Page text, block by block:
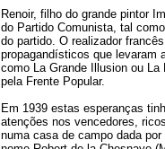
Renoir, filho do grande pintor
do Partido Comunista, tal
do partido. O realizador
propagandísticos que levaram
como La Grande Illusion ou
pela Frente Popular.
Em 1939 estas esperanças
atenções nos vencedores,
numa casa de campo dada